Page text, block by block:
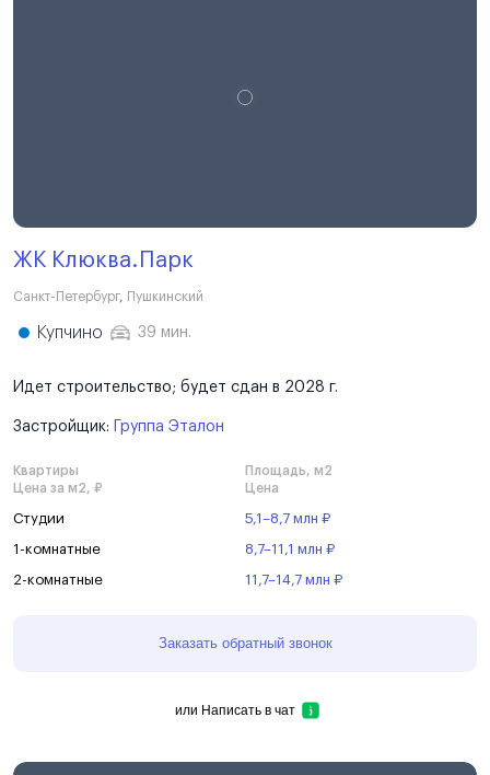
ЖК Клюква.Парк
Санкт-Петербург, Пушкинский
Купчино 39 мин.
Идет строительство; будет сдан в 2028 г.
Застройщик: Группа Эталон
Квартиры
Площадь, м2
Цена за м2, ₽
Цена
Студии 5,1–8,7 млн ₽
1-комнатные 8,7–11,1 млн ₽
2-комнатные 11,7–14,7 млн ₽
Заказать обратный звонок
или Написать в чат